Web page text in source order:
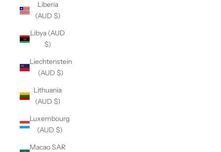
Liberia
(AUD $)
Libya (AUD
$)
Liechtenstein
(AUD $)
Lithuania
(AUD $)
Luxembourg
(AUD $)
Macao SAR